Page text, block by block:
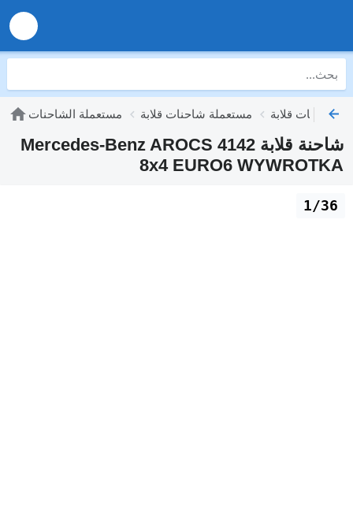
مستعملة الشاحنات مستعملة شاحنات قلابة
شاحنة قلابة Mercedes-Benz AROCS 4142
8x4 EURO6 WYWROTKA
1/36